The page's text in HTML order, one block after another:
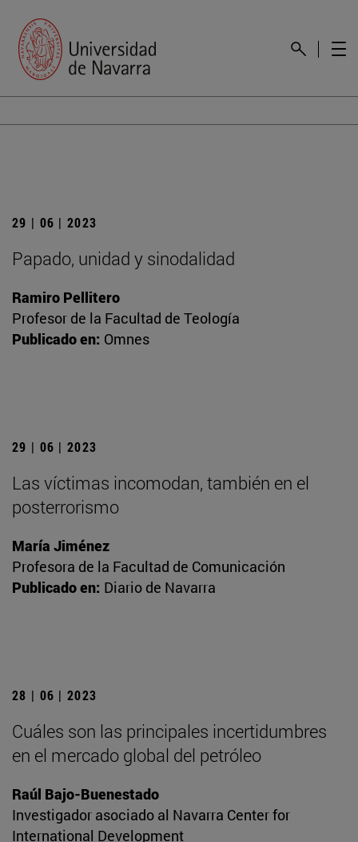
29 | 06 | 2023
Papado, unidad y sinodalidad
Ramiro Pellitero
Profesor de la Facultad de Teología
Publicado en: Omnes
29 | 06 | 2023
Las víctimas incomodan, también en el
posterrorismo
María Jiménez
Profesora de la Facultad de Comunicación
Publicado en: Diario de Navarra
28 | 06 | 2023
Cuáles son las principales incertidumbres
en el mercado global del petróleo
Raúl Bajo-Buenestado
Investigador asociado al Navarra Center for
International Development